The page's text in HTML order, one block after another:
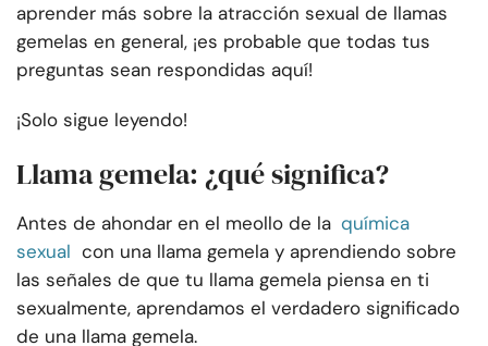
aprender más sobre la atracción sexual de llamas
gemelas en general, ¡es probable que todas tus
preguntas sean respondidas aquí!
¡Solo sigue leyendo!
Llama gemela: ¿qué significa?
Antes de ahondar en el meollo de la química
sexual con una llama gemela y aprendiendo sobre
las señales de que tu llama gemela piensa en ti
sexualmente, aprendamos el verdadero significado
de una llama gemela.